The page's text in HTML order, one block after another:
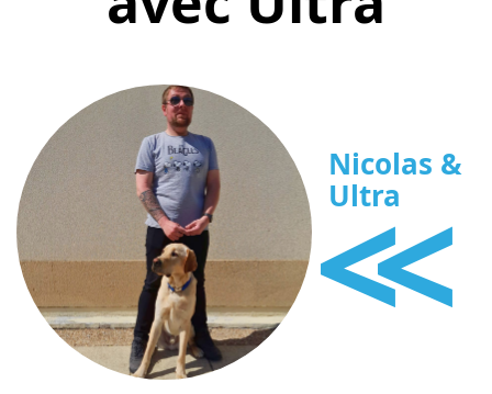
Nicolas &
Ultra
<<